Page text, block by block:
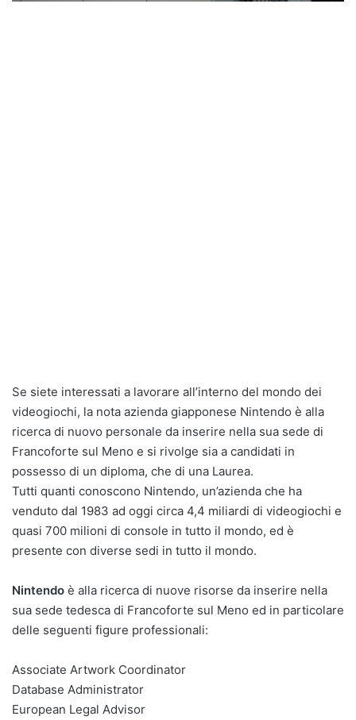
Se siete interessati a lavorare all’interno del mondo dei
videogiochi, la nota azienda giapponese Nintendo è alla
ricerca di nuovo personale da inserire nella sua sede di
Francoforte sul Meno e si rivolge sia a candidati in
possesso di un diploma, che di una Laurea.
Tutti quanti conoscono Nintendo, un’azienda che ha
venduto dal 1983 ad oggi circa 4,4 miliardi di videogiochi e
quasi 700 milioni di console in tutto il mondo, ed è
presente con diverse sedi in tutto il mondo.
Nintendo è alla ricerca di nuove risorse da inserire nella
sua sede tedesca di Francoforte sul Meno ed in particolare
delle seguenti figure professionali:
Associate Artwork Coordinator
Database Administrator
European Legal Advisor